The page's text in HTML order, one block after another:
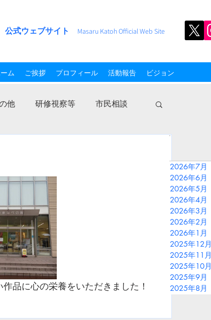
式ウェブサイト Masaru KatohOfficial Web Site
ム ご挨拶 プロフィール 活動報告 ビジョン
他 研修視察等 市民相談
品に心の栄養をいただきました！
2026年7月
2026年6月
2026年5月
2026年4月
2026年3月
2026年2月
2026年1月
2025年12月
2025年11月
2025年10月
2025年9月
2025年8月